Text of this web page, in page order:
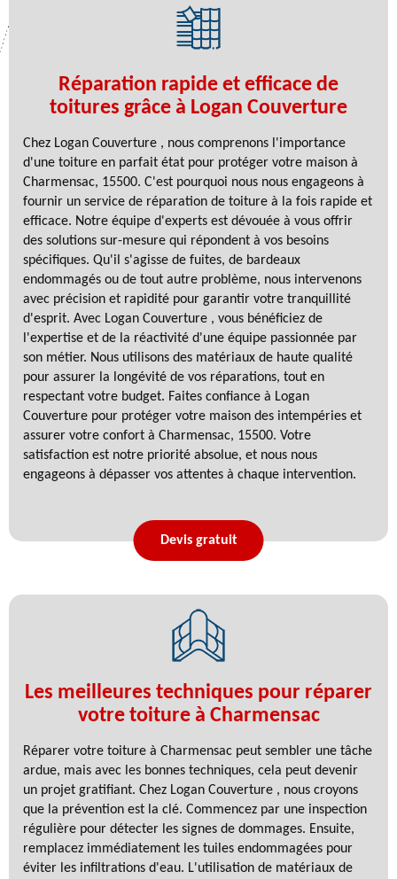
Réparation rapide et efficace de
toitures grâce à Logan Couverture
Chez Logan Couverture , nous comprenons l'importance
d'une toiture en parfait état pour protéger votre maison à
Charmensac, 15500. C'est pourquoi nous nous engageons à
fournir un service de réparation de toiture à la fois rapide et
efficace. Notre équipe d'experts est dévouée à vous offrir
des solutions sur-mesure qui répondent à vos besoins
spécifiques. Qu'il s'agisse de fuites, de bardeaux
endommagés ou de tout autre problème, nous intervenons
avec précision et rapidité pour garantir votre tranquillité
d'esprit. Avec Logan Couverture , vous bénéficiez de
l'expertise et de la réactivité d'une équipe passionnée par
son métier. Nous utilisons des matériaux de haute qualité
pour assurer la longévité de vos réparations, tout en
respectant votre budget. Faites confiance à Logan
Couverture pour protéger votre maison des intempéries et
assurer votre confort à Charmensac, 15500. Votre
satisfaction est notre priorité absolue, et nous nous
engageons à dépasser vos attentes à chaque intervention.
Devis gratuit
Les meilleures techniques pour réparer
votre toiture à Charmensac
Réparer votre toiture à Charmensac peut sembler une tâche
ardue, mais avec les bonnes techniques, cela peut devenir
un projet gratifiant. Chez Logan Couverture , nous croyons
que la prévention est la clé. Commencez par une inspection
régulière pour détecter les signes de dommages. Ensuite,
remplacez immédiatement les tuiles endommagées pour
éviter les infiltrations d'eau. L'utilisation de matériaux de